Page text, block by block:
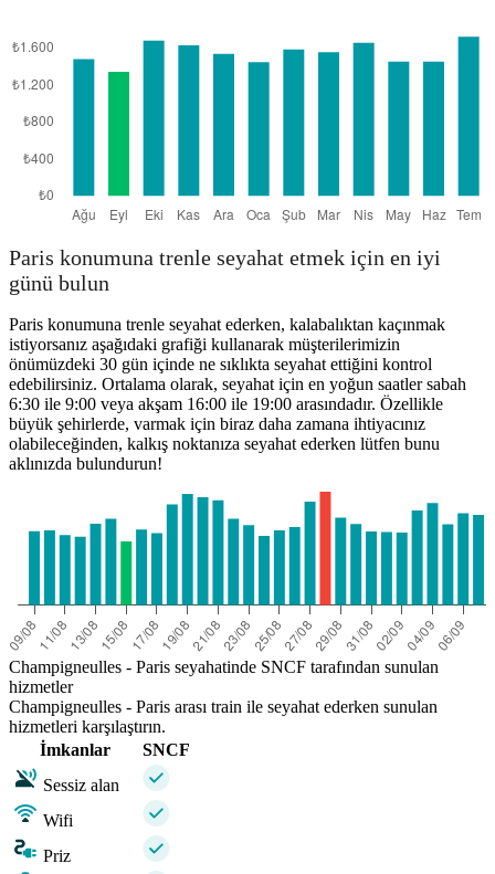
Paris konumuna trenle seyahat etmek için en iyi
günü bulun
Paris konumuna trenle seyahat ederken, kalabalıktan kaçınmak
istiyorsanız aşağıdaki grafiği kullanarak müşterilerimizin
önümüzdeki 30 gün içinde ne sıklıkta seyahat ettiğini kontrol
edebilirsiniz. Ortalama olarak, seyahat için en yoğun saatler sabah
6:30 ile 9:00 veya akşam 16:00 ile 19:00 arasındadır. Özellikle
büyük şehirlerde, varmak için biraz daha zamana ihtiyacınız
olabileceğinden, kalkış noktanıza seyahat ederken lütfen bunu
aklınızda bulundurun!
Champigneulles - Paris seyahatinde SNCF tarafından sunulan
hizmetler
Champigneulles - Paris arası train ile seyahat ederken sunulan
hizmetleri karşılaştırın.
İmkanlar
SNCF
Sessiz alan
Wifi
Priz